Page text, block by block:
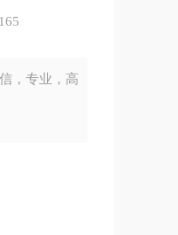
，专业，高